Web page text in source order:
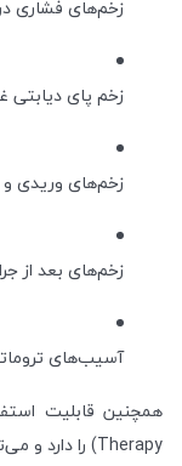
زخم‌های فشاری
زخم پای دیابتی
زخم‌های وریدی
زخم‌های بعد از
آسیب‌های